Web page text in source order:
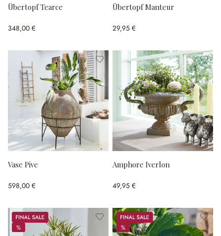
Übertopf Tearce
348,00 €
Übertopf Manteur
29,95 €
Vase Pive
598,00 €
Amphore Iverlon
49,95 €
Sale
%
%
Sale
%
%